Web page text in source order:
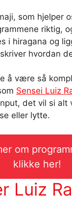
som hjelper
riktig,
i hiragana og
hvordan
å være så
Sensei Luiz
det vil si alt
eller lytte.
om
klikke her!
Luiz